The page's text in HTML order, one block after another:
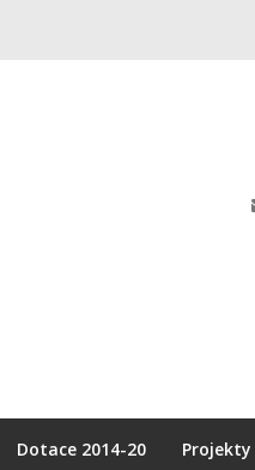
Dotace 2014-20 Projekty